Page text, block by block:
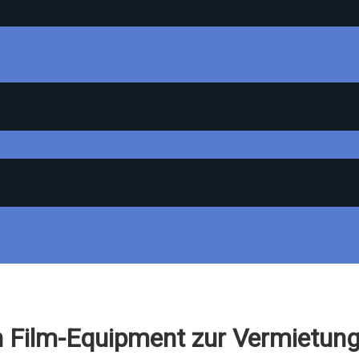
Equipment zur